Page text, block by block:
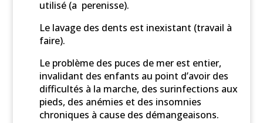
utilisé (a perenisse).
Le lavage des dents est inexistant (travail à
faire).
Le problème des puces de mer est entier,
invalidant des enfants au point d’avoir des
difficultés à la marche, des surinfections aux
pieds, des anémies et des insomnies
chroniques à cause des démangeaisons.